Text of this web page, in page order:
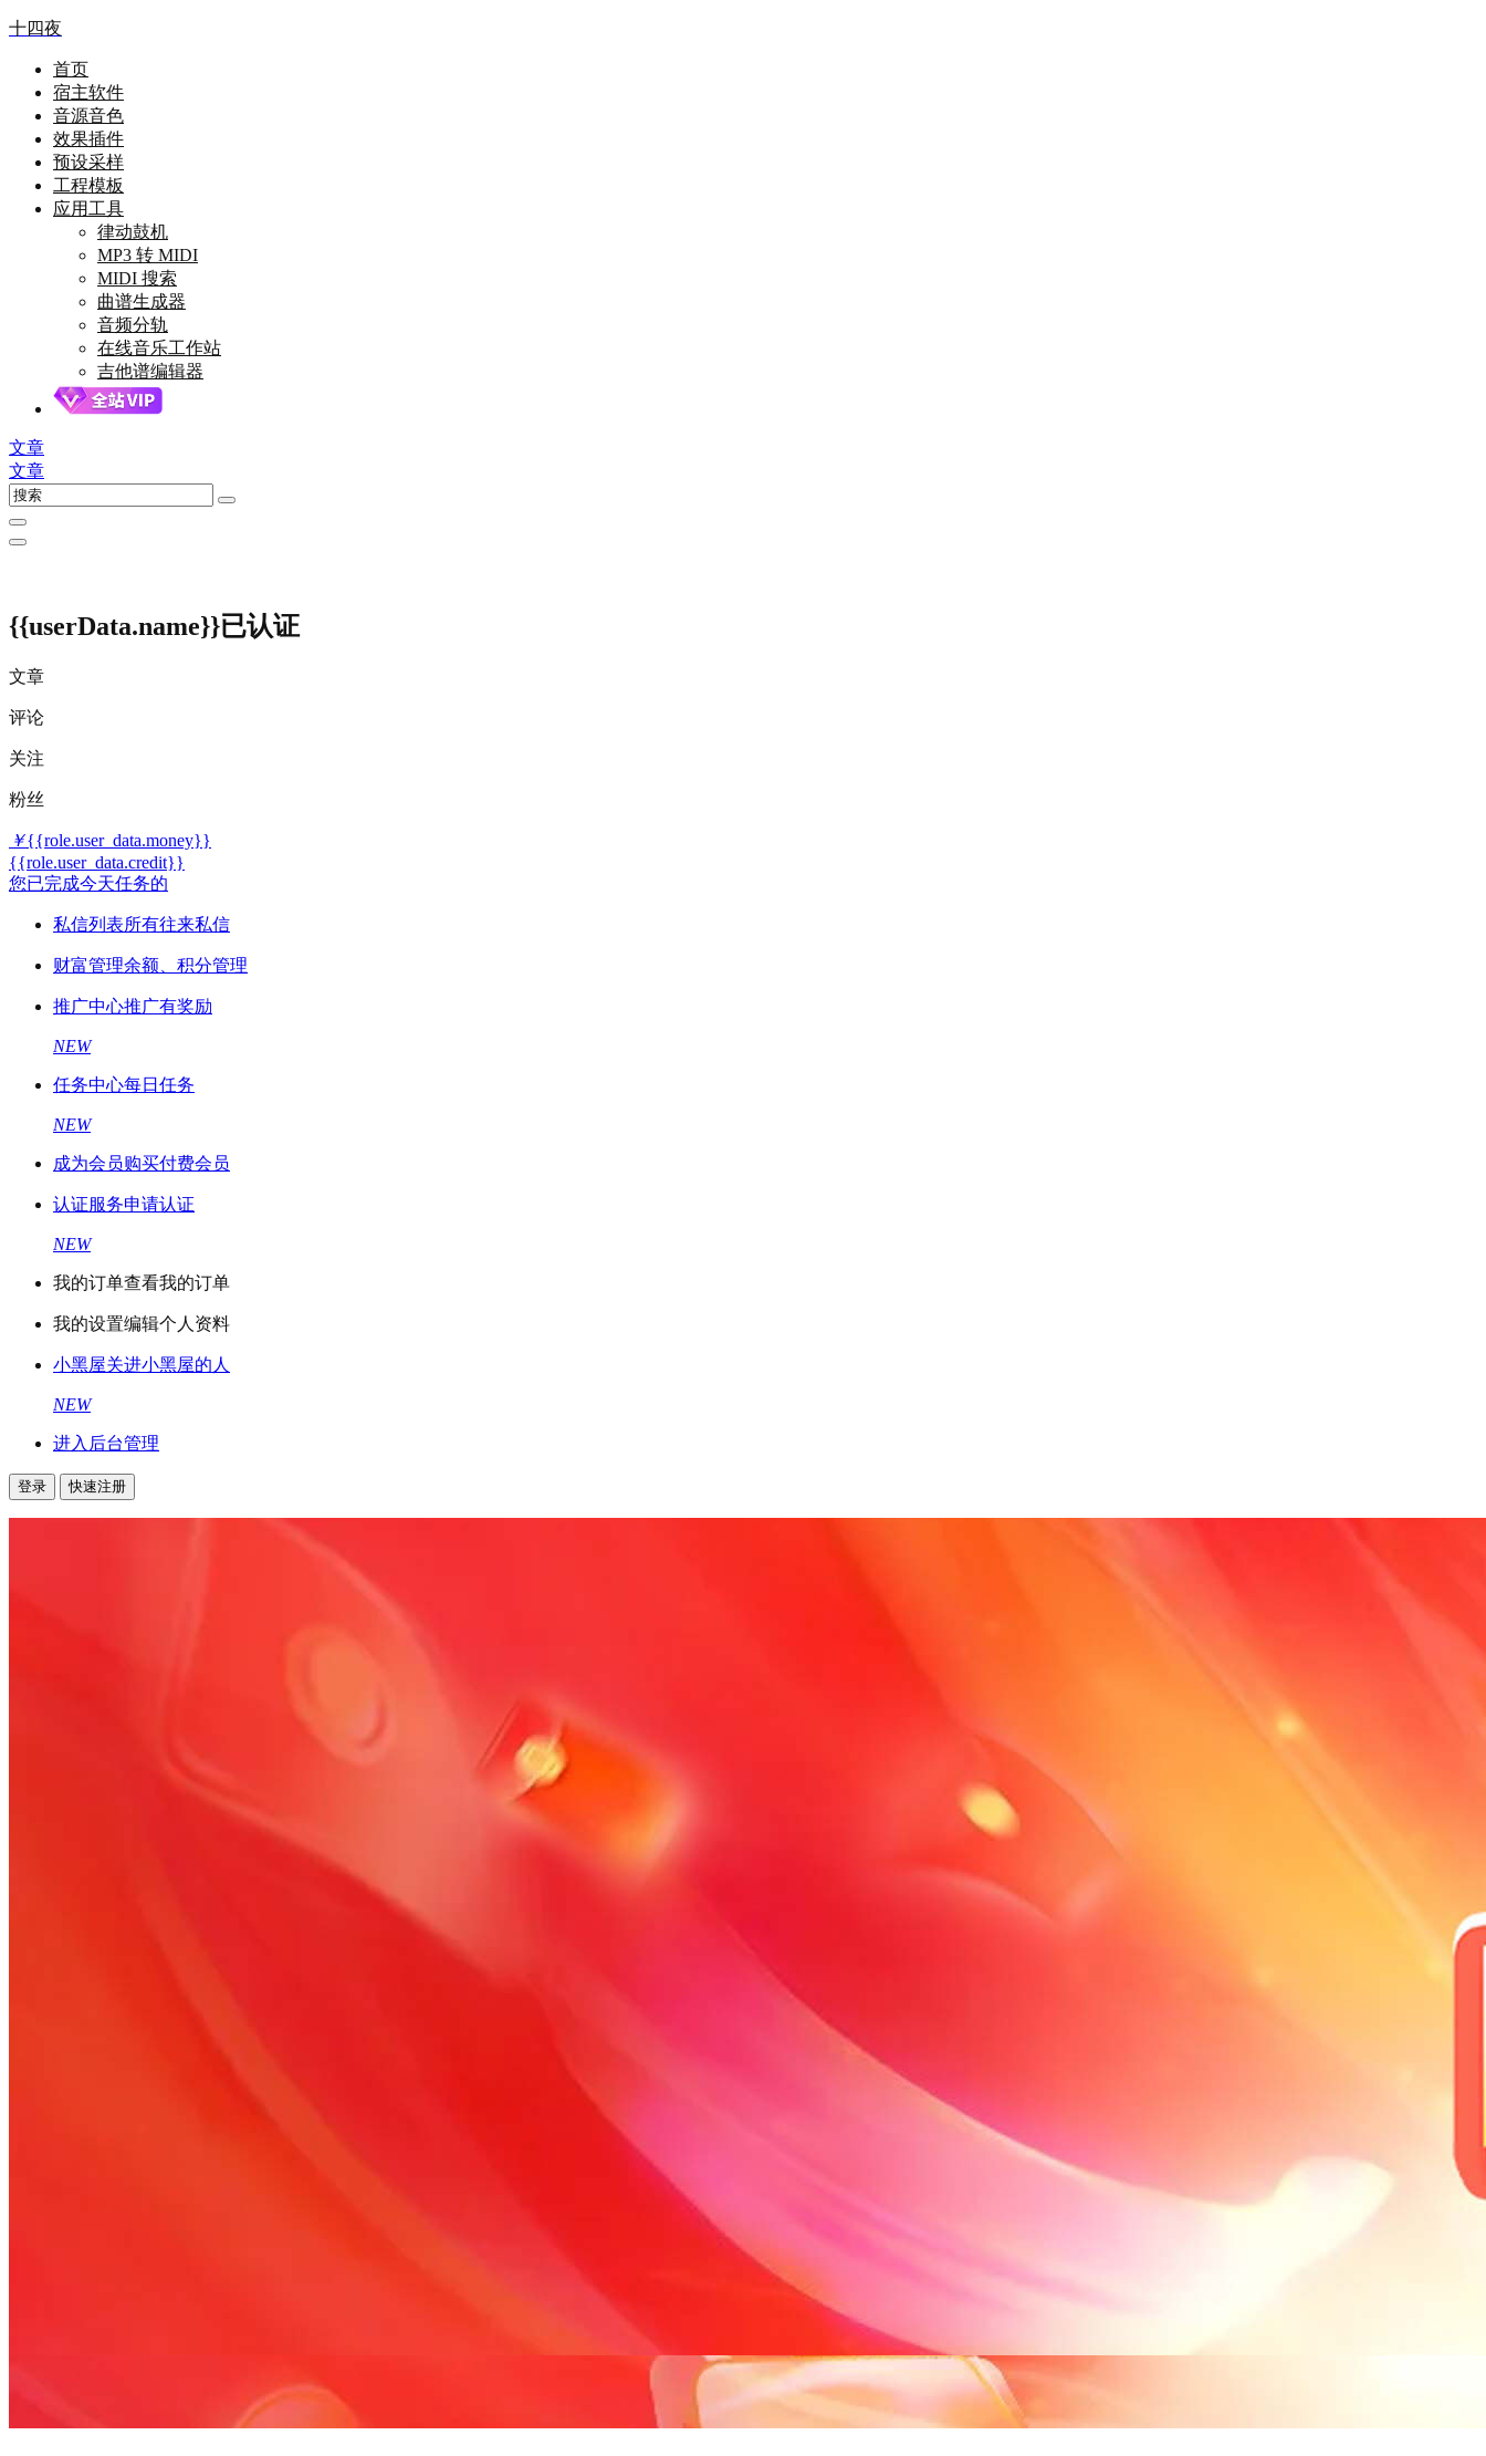
十四夜
首页
宿主软件
音源音色
效果插件
预设采样
工程模板
应用工具
律动鼓机
MP3 转 MIDI
MIDI 搜索
曲谱生成器
音频分轨
在线音乐工作站
吉他谱编辑器
文章
文章
{{userData.name}}已认证
文章
评论
关注
粉丝
￥{{role.user_data.money}}
{{role.user_data.credit}}
您已完成今天任务的
私信列表所有往来私信
财富管理余额、积分管理
推广中心推广有奖励
NEW
任务中心每日任务
NEW
成为会员购买付费会员
认证服务申请认证
NEW
我的订单查看我的订单
我的设置编辑个人资料
小黑屋关进小黑屋的人
NEW
进入后台管理
登录 快速注册